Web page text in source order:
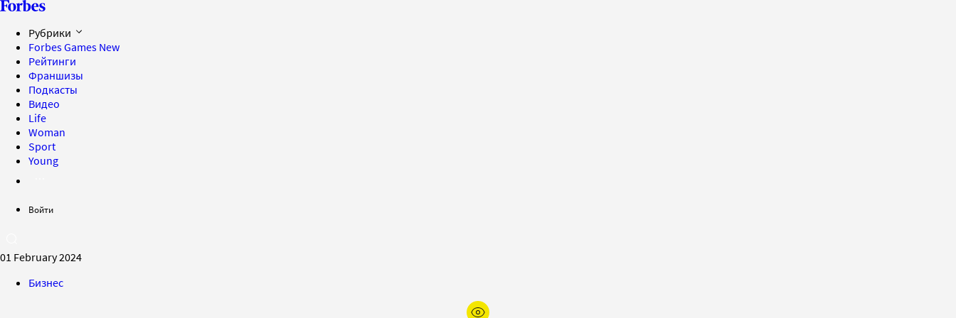
Рубрики
Forbes Games New
Рейтинги
Франшизы
Подкасты
Видео
Life
Woman
Sport
Young
Войти
01 February 2024
Бизнес